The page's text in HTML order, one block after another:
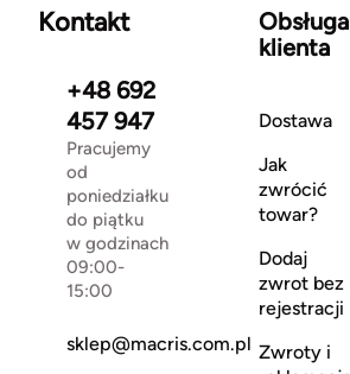
Kontakt
+48 692
457 947
Pracujemy
od
poniedziałku
do piątku
w godzinach
09:00-
15:00
sklep@macris.com.pl
Obsługa
klienta
Dostawa
Jak
zwrócić
towar?
Dodaj
zwrot bez
rejestracji
Zwroty i